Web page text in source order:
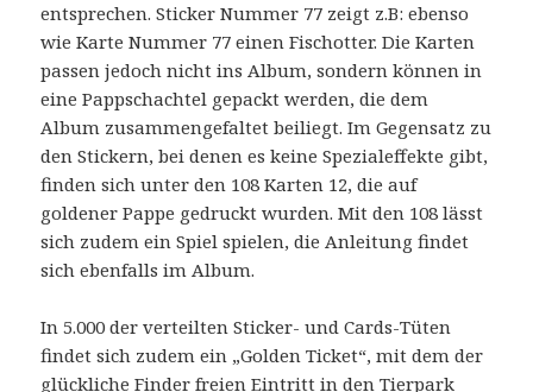
entsprechen. Sticker Nummer 77 zeigt z.B: ebenso
wie Karte Nummer 77 einen Fischotter. Die Karten
passen jedoch nicht ins Album, sondern können in
eine Pappschachtel gepackt werden, die dem
Album zusammengefaltet beiliegt. Im Gegensatz zu
den Stickern, bei denen es keine Spezialeffekte gibt,
finden sich unter den 108 Karten 12, die auf
goldener Pappe gedruckt wurden. Mit den 108 lässt
sich zudem ein Spiel spielen, die Anleitung findet
sich ebenfalls im Album.
In 5.000 der verteilten Sticker- und Cards-Tüten
findet sich zudem ein „Golden Ticket“, mit dem der
glückliche Finder freien Eintritt in den Tierpark